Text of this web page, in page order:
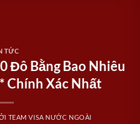
TỨC
Đô Bằng Bao Nhiêu
Chính Xác Nhất
TEAM VISA NƯỚC NGOÀI